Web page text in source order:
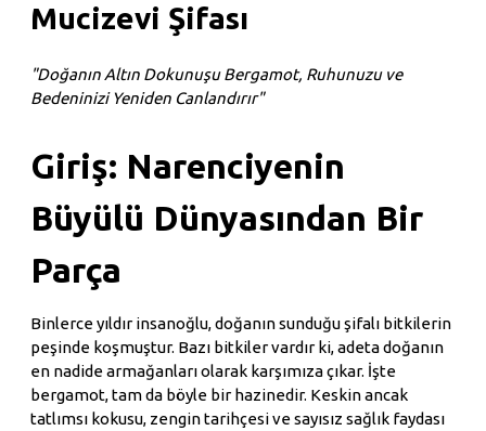
Mucizevi Şifası
"Doğanın Altın Dokunuşu Bergamot, Ruhunuzu ve
Bedeninizi Yeniden Canlandırır"
Giriş: Narenciyenin
Büyülü Dünyasından Bir
Parça
Binlerce yıldır insanoğlu, doğanın sunduğu şifalı bitkilerin
peşinde koşmuştur. Bazı bitkiler vardır ki, adeta doğanın
en nadide armağanları olarak karşımıza çıkar. İşte
bergamot, tam da böyle bir hazinedir. Keskin ancak
tatlımsı kokusu, zengin tarihçesi ve sayısız sağlık faydası